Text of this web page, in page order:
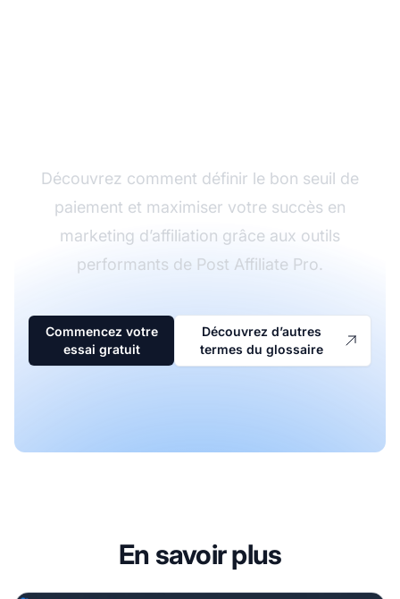
Découvrez comment définir le bon seuil de
paiement et maximiser votre succès en
marketing d’affiliation grâce aux outils
performants de Post Affiliate Pro.
Commencez votre
essai gratuit
Découvrez d’autres
termes du glossaire
En savoir plus